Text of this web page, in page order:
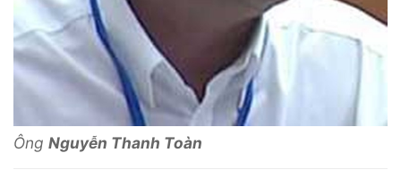
Ông Nguyễn Thanh Toàn